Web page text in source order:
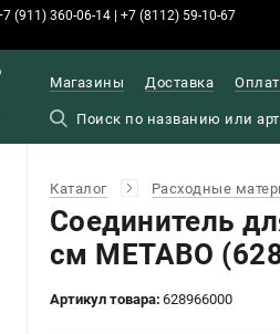
(911) 360-06-14 | +7 (8112) 59-10-67
Магазины Доставка
Каталог Расходные
Соединитель
см METABO
Артикул товара: 628966000